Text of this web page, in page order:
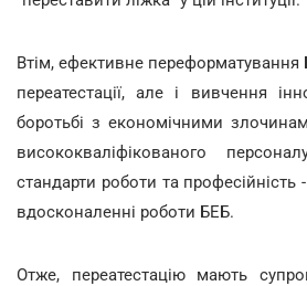
Втім, ефективне
переатестації, але і вивчення
боротьбі з економічними
висококваліфікованого
стандарти роботи та
вдосконаленні роботи БЕБ.
Отже, переатестацію мають